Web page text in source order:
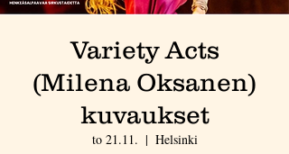
Variety Acts
(Milena Oksanen)
kuvaukset
to 21.11.
  |
Helsinki